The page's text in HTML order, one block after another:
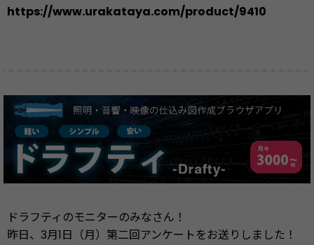
https://www.urakataya.com/product/9410
ドラフティのモニターのみなさん！
昨日、3月1日（月）第二回アンケートをお送りしました！